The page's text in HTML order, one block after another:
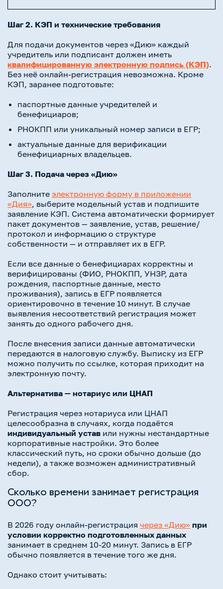
Шаг 2. КЭП и технические требования
Для подачи документов через «Дию» каждый
учредитель или подписант должен иметь
квалифицированную электронную подпись (КЭП).
Без неё онлайн-регистрация невозможна. Кроме
КЭП, заранее подготовьте:
паспортные данные учредителей и
бенефициаров;
РНОКПП или уникальный номер записи в ЕГР;
актуальные данные для верификации
бенефициарных владельцев.
Шаг 3. Подача через «Дию»
Заполните электронную форму в приложении
«Дия», выберите модельный устав и подпишите
заявление КЭП. Система автоматически формирует
пакет документов — заявление, устав, решение/
протокол и информацию о структуре
собственности — и отправляет их в ЕГР.
Если все данные о бенефициарах корректны и
верифицированы (ФИО, РНОКПП, УНЗР, дата
рождения, паспортные данные, место
проживания), запись в ЕГР появляется
ориентировочно в течение 10 минут. В случае
выявления несоответствий регистрация может
занять до одного рабочего дня.
После внесения записи данные автоматически
передаются в налоговую службу. Выписку из ЕГР
можно получить по ссылке, которая приходит на
электронную почту.
Альтернатива — нотариус или ЦНАП
Регистрация через нотариуса или ЦНАП
целесообразна в случаях, когда подаётся
индивидуальный устав или нужны нестандартные
корпоративные настройки. Это более
классический путь, но сроки обычно дольше (до
недели), а также возможен административный
сбор.
Сколько времени занимает регистрация
ООО?
В 2026 году онлайн-регистрация через «Дию» при
условии корректно подготовленных данных
занимает в среднем 10-20 минут. Запись в ЕГР
обычно появляется в течение того же дня.
Однако стоит учитывать: